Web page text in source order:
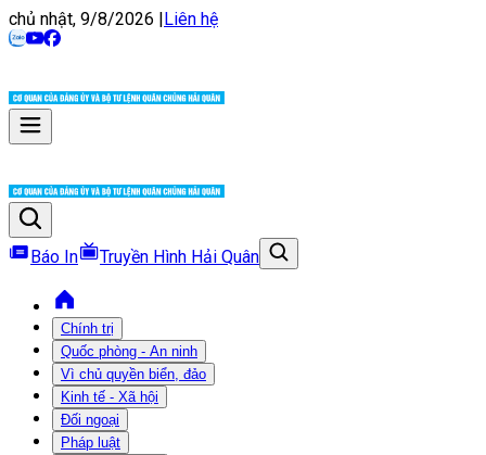
chủ nhật, 9/8/2026 |Liên hệ
Báo In Truyền Hình Hải Quân
Chính trị
Quốc phòng - An ninh
Vì chủ quyền biển, đảo
Kinh tế - Xã hội
Đối ngoại
Pháp luật